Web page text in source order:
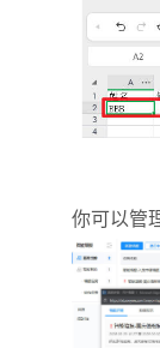
你可以管